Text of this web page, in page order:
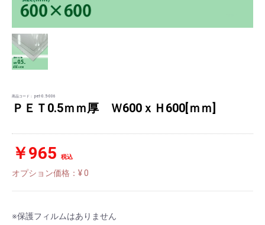
商品コード： pet-0.5-006
ＰＥＴ0.5ｍｍ厚 Ｗ600ｘＨ600[ｍｍ]
￥965 税込
オプション価格：¥0
※保護フィルムはありません